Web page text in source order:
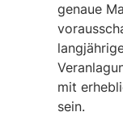
genaue
mit
sein.